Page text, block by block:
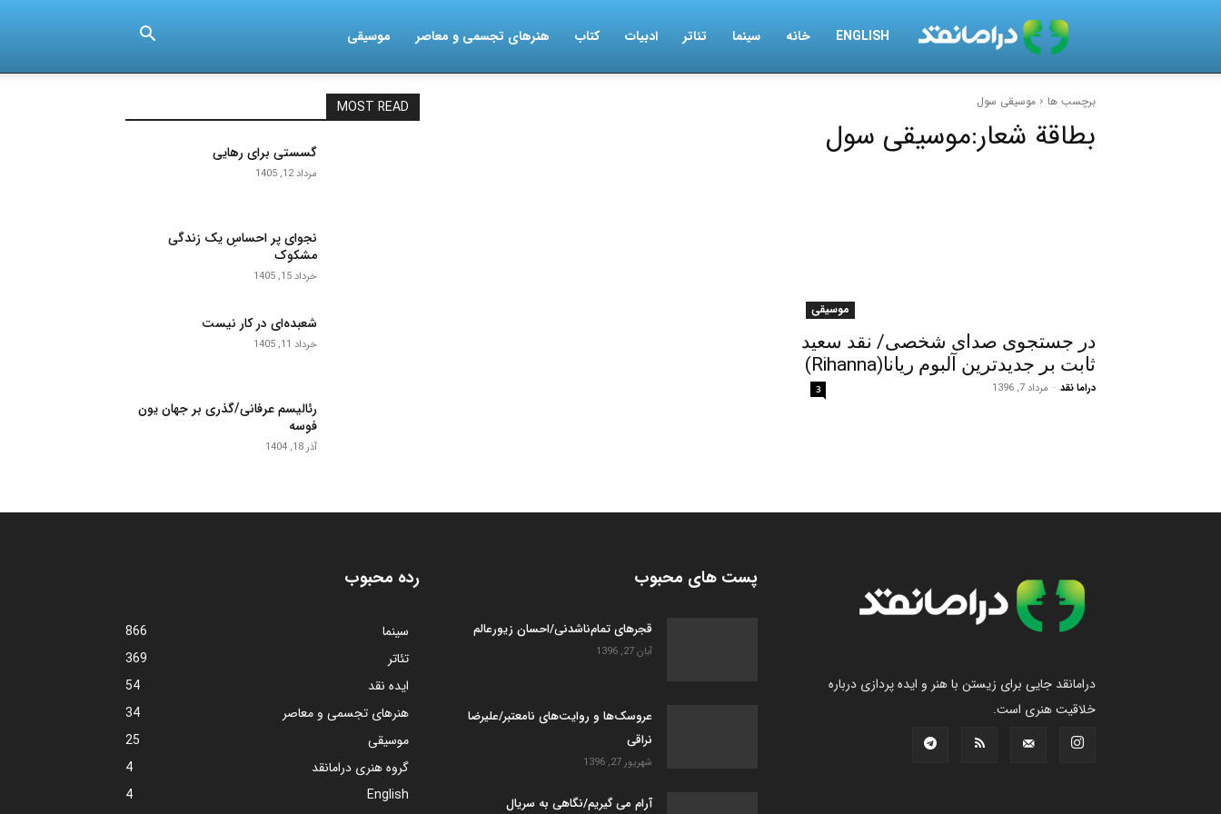
درامانقدENGLISH خانه سینما تئاتر ادبیات کتاب هنرهای تجسمی و معاصر موسیقی
برچسب ها موسیقی سول
بطاقة شعار:موسیقی سول
موسیقی
در جستجوی صدای شخصی/ نقد سعید
ثابت بر جدیدترین آلبوم ریانا(Rihanna)
دراما نقد - مرداد 7, 1396 3
MOST READ
گسستی برای رهایی
مرداد 12, 1405
نجوای پر احساسِ یک زندگی
مشکوک
خرداد 15, 1405
شعبده‌ای در کار نیست
خرداد 11, 1405
رئالیسم عرفانی/گذری بر جهان یون
فوسه
آذر 18, 1404
درامانقد جایی برای زیستن با هنر و ایده پردازی درباره
خلاقیت هنری است.
پست های محبوب
قجرهای تمام‌ناشدنی/احسان زیورعالم
آبان 27, 1396
عروسک­‌ها و روایت­‌های نامعتبر/علیرضا
نراقی
شهریور 27, 1396
آرام می گیریم/نگاهی به سریال
رده محبوب
سینما
866
تئاتر
369
ایده نقد
54
هنرهای تجسمی و معاصر
34
موسیقی
25
گروه هنری درامانقد
4
English
4